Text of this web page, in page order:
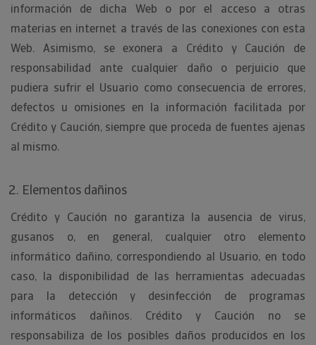
información de dicha Web o por el acceso a otras
materias en internet a través de las conexiones con esta
Web. Asimismo, se exonera a Crédito y Caución de
responsabilidad ante cualquier daño o perjuicio que
pudiera sufrir el Usuario como consecuencia de errores,
defectos u omisiones en la información facilitada por
Crédito y Caución, siempre que proceda de fuentes ajenas
al mismo.
Elementos dañinos
Crédito y Caución no garantiza la ausencia de virus,
gusanos o, en general, cualquier otro elemento
informático dañino, correspondiendo al Usuario, en todo
caso, la disponibilidad de las herramientas adecuadas
para la detección y desinfección de programas
informáticos dañinos. Crédito y Caución no se
responsabiliza de los posibles daños producidos en los